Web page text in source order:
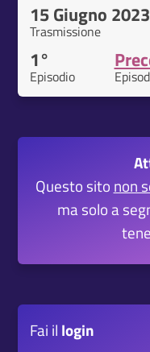
15 Giugno 2023
Trasmissione
1°
Episodio
Questo sito non
ma solo a
Fai il login